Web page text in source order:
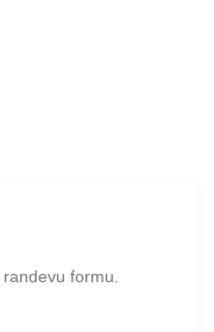
formu.